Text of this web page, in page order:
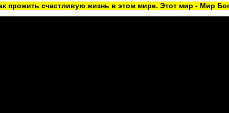
прожить счастливую жизнь в этом мире. Этот мир - Мир